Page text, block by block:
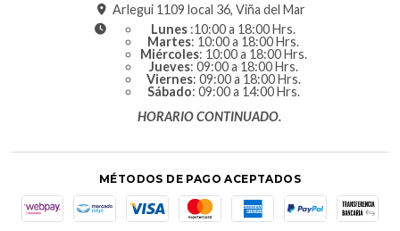
Arlegui 1109 local 36, Viña del Mar
Lunes :10:00 a 18:00 Hrs.
Martes: 10:00 a 18:00 Hrs.
Miércoles: 10:00 a 18:00 Hrs.
Jueves: 09:00 a 18:00 Hrs.
Viernes: 09:00 a 18:00 Hrs.
Sábado: 09:00 a 14:00 Hrs.
HORARIO CONTINUADO.
MÉTODOS DE PAGO ACEPTADOS